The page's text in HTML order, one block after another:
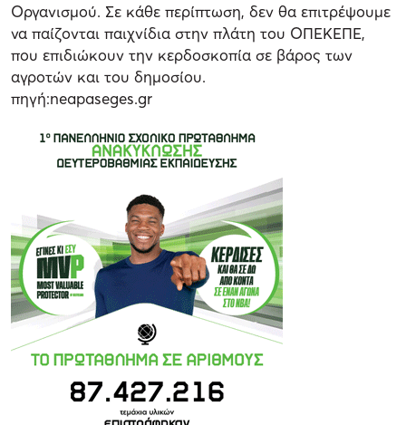
Οργανισμού. Σε κάθε περίπτωση, δεν θα επιτρέψουμε
να παίζονται παιχνίδια στην πλάτη του ΟΠΕΚΕΠΕ,
που επιδιώκουν την κερδοσκοπία σε βάρος των
αγροτών και του δημοσίου.
πηγή:neapaseges.gr